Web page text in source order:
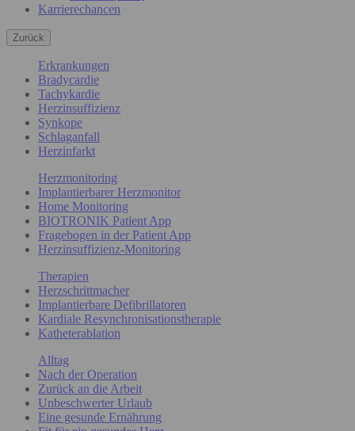
Karrierechancen
Zurück
Erkrankungen
Bradycardie
Tachykardie
Herzinsuffizienz
Synkope
Schlaganfall
Herzinfarkt
Herzmonitoring
Implantierbarer Herzmonitor
Home Monitoring
BIOTRONIK Patient App
Fragebogen in der Patient App
Herzinsuffizienz-Monitoring
Therapien
Herzschrittmacher
Implantierbare Defibrillatoren
Kardiale Resynchronisationstherapie
Katheterablation
Alltag
Nach der Operation
Zurück an die Arbeit
Unbeschwerter Urlaub
Eine gesunde Ernährung